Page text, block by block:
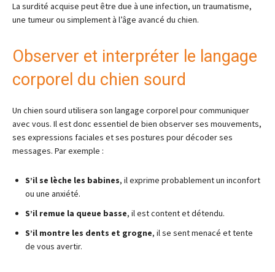
La surdité acquise peut être due à une infection, un traumatisme,
une tumeur ou simplement à l’âge avancé du chien.
Observer et interpréter le langage
corporel du chien sourd
Un chien sourd utilisera son langage corporel pour communiquer
avec vous. Il est donc essentiel de bien observer ses mouvements,
ses expressions faciales et ses postures pour décoder ses
messages. Par exemple :
S’il se lèche les babines, il exprime probablement un inconfort
ou une anxiété.
S’il remue la queue basse, il est content et détendu.
S’il montre les dents et grogne, il se sent menacé et tente
de vous avertir.